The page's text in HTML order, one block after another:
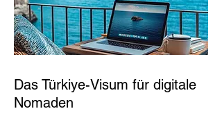
Das Türkiye-Visum für digitale
Nomaden